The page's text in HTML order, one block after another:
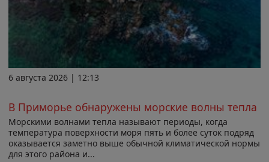
6 августа 2026 | 12:13
В Приморье обнаружены морские волны тепла
Морскими волнами тепла называют периоды, когда
температура поверхности моря пять и более суток подряд
оказывается заметно выше обычной климатической нормы
для этого района и...